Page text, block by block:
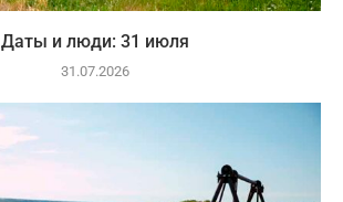
Даты и люди: 31 июля
31.07.2026